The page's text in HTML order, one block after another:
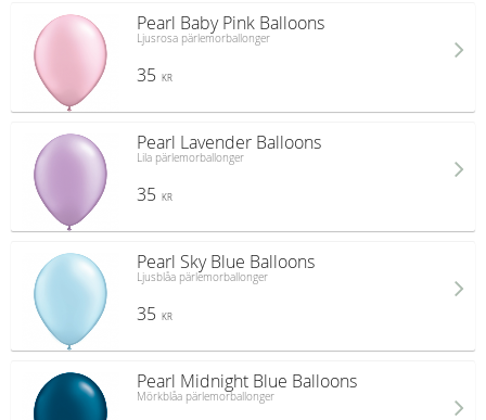
Pearl Baby Pink Balloons
Ljusrosa pärlemorballonger
35 KR
Pearl Lavender Balloons
Lila pärlemorballonger
35 KR
Pearl Sky Blue Balloons
Ljusblåa pärlemorballonger
35 KR
Pearl Midnight Blue Balloons
Mörkblåa pärlemorballonger